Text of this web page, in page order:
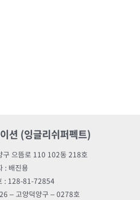
션 (잉글리쉬퍼펙트)
구 으뜸로 110 102동 218호
: 배진용
: 128-81-72854
– 고양덕양구 – 0278호